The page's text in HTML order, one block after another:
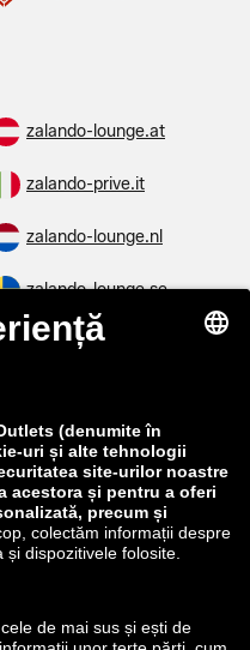
zalando-lounge.at
zalando-prive.it
zalando-lounge.nl
zalando-lounge.se
zalando-lounge.dk
zalando-lounge.cz
zalando-lounge.sk
zalando-lounge.hr